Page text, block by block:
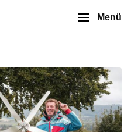
Menü